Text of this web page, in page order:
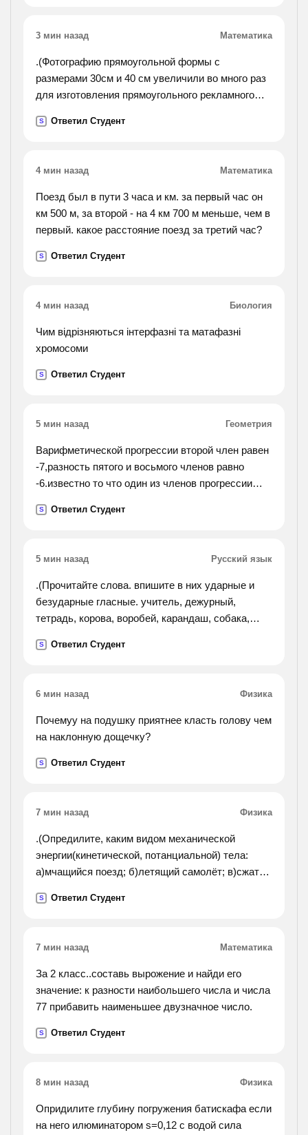
3 мин назад Математика
.(Фотографию прямоугольной формы с
размерами 30см и 40 см увеличили во много раз
для изготовления прямоугольного рекламного
ширина?).
S Ответил Студент
4 мин назад Математика
Поезд был в пути 3 часа и км. за первый час он
км 500 м, за второй - на 4 км 700 м меньше, чем в
первый. какое расстояние поезд за третий час?
S Ответил Студент
4 мин назад Биология
Чим відрізняються інтерфазні та матафазні
хромосоми
S Ответил Студент
5 мин назад Геометрия
Варифметической прогрессии второй член равен
-7,разность пятого и восьмого членов равно
-6.известно то что один из членов прогрессии
S Ответил Студент
5 мин назад Русский язык
.(Прочитайте слова. впишите в них ударные и
безударные гласные. учитель, дежурный,
тетрадь, корова, воробей, карандаш, собака,
существительным подберите прилагательные,
парам).
S Ответил Студент
6 мин назад Физика
Почемуу на подушку приятнее класть голову чем
на наклонную дощечку?
S Ответил Студент
7 мин назад Физика
.(Опредилите, каким видом механической
энергии(кинетической, потанциальной) тела:
а)мчащийся поезд; б)летящий самолёт; в)сжатая
д)лежащий на футбольном поле мяч.).
S Ответил Студент
7 мин назад Математика
За 2 класс..составь вырожение и найди его
значение: к разности наибольшего числа и числа
77 прибавить наименьшее двузначное число.
S Ответил Студент
8 мин назад Физика
Опридилите глубину погружения батискафа если
на него илюминатором s=0,12 с водой сила